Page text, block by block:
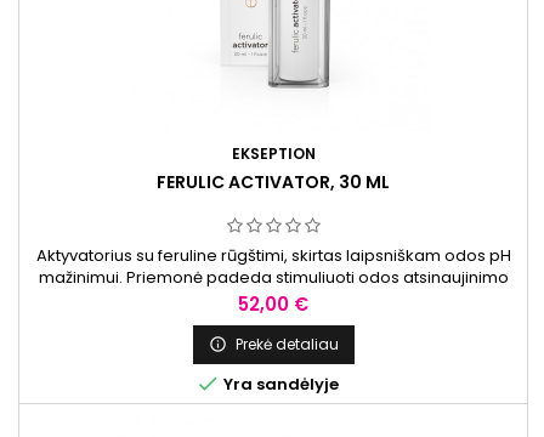
EKSEPTION
FERULIC ACTIVATOR, 30 ML
Aktyvatorius su feruline rūgštimi, skirtas laipsniškam odos pH
mažinimui. Priemonė padeda stimuliuoti odos atsinaujinimo
procesus, drėkina, prisideda prie pigmentacijos mažinimo ir
veido odos skaistinimo.
Kaina
52,00 €
 Prekė detaliau
 Yra sandėlyje